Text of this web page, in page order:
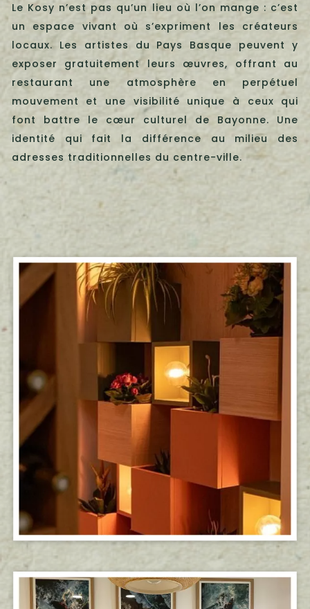
Le Kosy n’est pas qu’un lieu où l’on mange : c’est
un espace vivant où s’expriment les créateurs
locaux. Les artistes du Pays Basque peuvent y
exposer gratuitement leurs œuvres, offrant au
restaurant une atmosphère en perpétuel
mouvement et une visibilité unique à ceux qui
font battre le cœur culturel de Bayonne. Une
identité qui fait la différence au milieu des
adresses traditionnelles du centre-ville.